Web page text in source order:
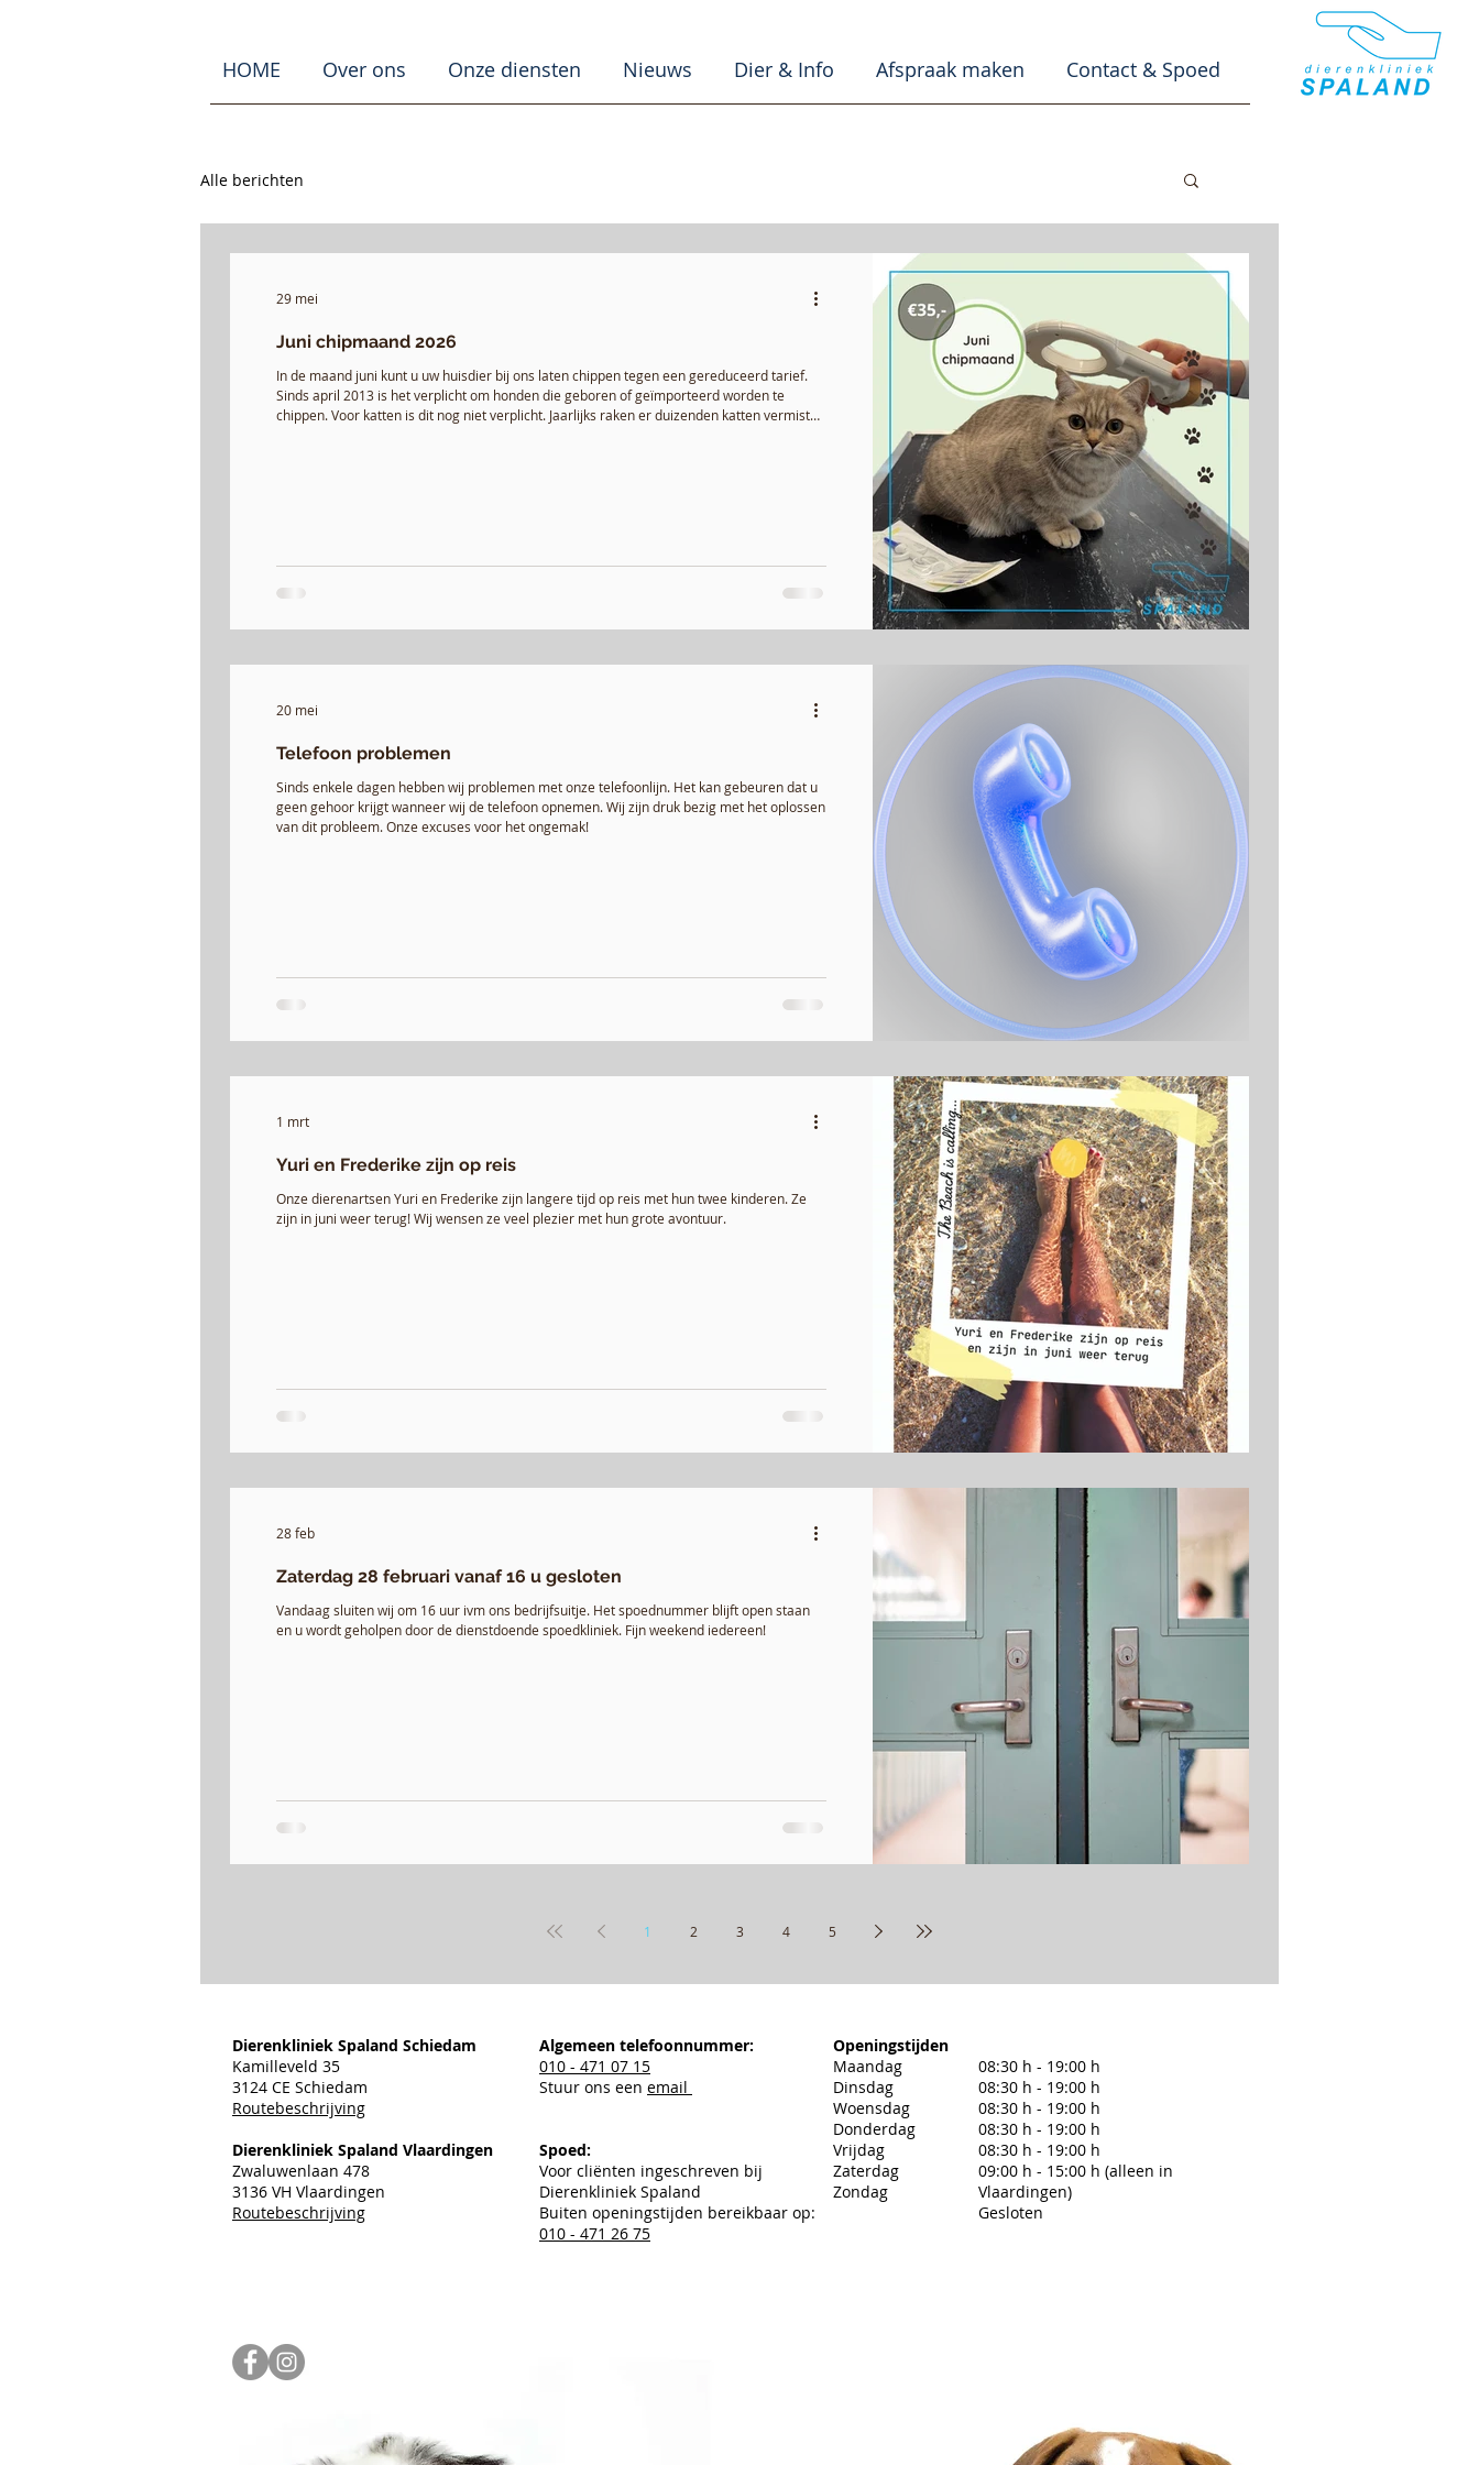
HOME Over ons Onze diensten Nieuws Dier & Info Afspraak maken Contact & Spoed
Alle berichten
Juni chipmaand 2026
In de maand juni kunt u uw huisdier bij ons laten chippen tegen een gereduceerd tarief.
Sinds april 2013 is het verplicht om honden die geboren of geïmporteerd worden te
chippen. Voor katten is dit nog niet verplicht. Jaarlijks raken er duizenden katten vermist
29 mei
Telefoon problemen
Sinds enkele dagen hebben wij problemen met onze telefoonlijn. Het kan gebeuren dat u
geen gehoor krijgt wanneer wij de telefoon opnemen. Wij zijn druk bezig met het oplossen
van dit probleem. Onze excuses voor het ongemak!
20 mei
Yuri en Frederike zijn op reis
Onze dierenartsen Yuri en Frederike zijn langere tijd op reis met hun twee kinderen. Ze
zijn in juni weer terug! Wij wensen ze veel plezier met hun grote avontuur.
1 mrt
Zaterdag 28 februari vanaf 16 u gesloten
Vandaag sluiten wij om 16 uur ivm ons bedrijfsuitje. Het spoednummer blijft open staan
en u wordt geholpen door de dienstdoende spoedkliniek. Fijn weekend iedereen!
28 feb
1 2 3 4 5
Dierenkliniek Spaland Schiedam
Kamilleveld 35
3124 CE Schiedam
Routebeschrijving
Dierenkliniek Spaland Vlaardingen
Zwaluwenlaan 478
3136 VH Vlaardingen
Routebeschrijving
Openingstijden
Maandag
Dinsdag
Woensdag
Donderdag
Vrijdag
Zaterdag
Zondag
08:30 h - 19:00 h
08:30 h - 19:00 h
08:30 h - 19:00 h
08:30 h - 19:00 h
08:30 h - 19:00 h
09:00 h - 15:00 h (alleen in
Vlaardingen)
Gesloten
Algemeen telefoonnummer:
010 - 471 07 15
Stuur ons een email
Spoed:
Voor cliënten ingeschreven bij
Dierenkliniek Spaland
Buiten openingstijden bereikbaar op:
010 - 471 26 75